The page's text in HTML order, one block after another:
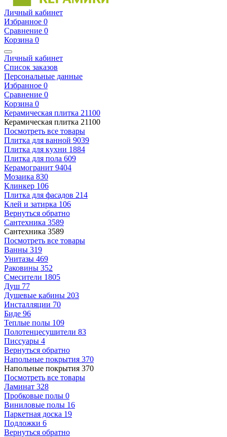
Личный кабинет
Избранное 0
Сравнение 0
Корзина 0
Личный кабинет
Список заказов
Персональные данные
Избранное 0
Сравнение 0
Корзина 0
Керамическая плитка 21100
Керамическая плитка 21100
Посмотреть все товары
Плитка для ванной 9039
Плитка для кухни 1884
Плитка для пола 609
Керамогранит 9404
Мозаика 830
Клинкер 106
Плитка для фасадов 214
Клей и затирка 106
Вернуться обратно
Сантехника 3589
Сантехника 3589
Посмотреть все товары
Ванны 319
Унитазы 469
Раковины 352
Смесители 1805
Душ 77
Душевые кабины 203
Инсталляции 70
Биде 96
Теплые полы 109
Полотенцесушители 83
Писсуары 4
Вернуться обратно
Напольные покрытия 370
Напольные покрытия 370
Посмотреть все товары
Ламинат 328
Пробковые полы 0
Виниловые полы 16
Паркетная доска 19
Подложки 6
Вернуться обратно